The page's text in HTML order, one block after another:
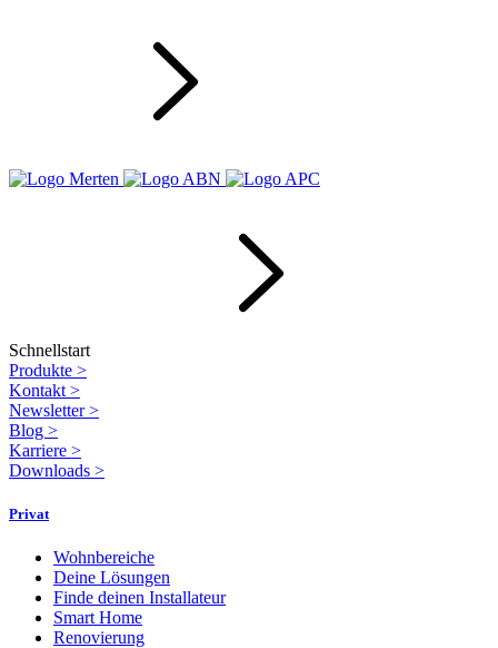
Schnellstart
Produkte >
Kontakt >
Newsletter>
Blog >
Karriere >
Downloads >
Privat
Wohnbereiche
Deine Lösungen
Finde deinen Installateur
Smart Home
Renovierung